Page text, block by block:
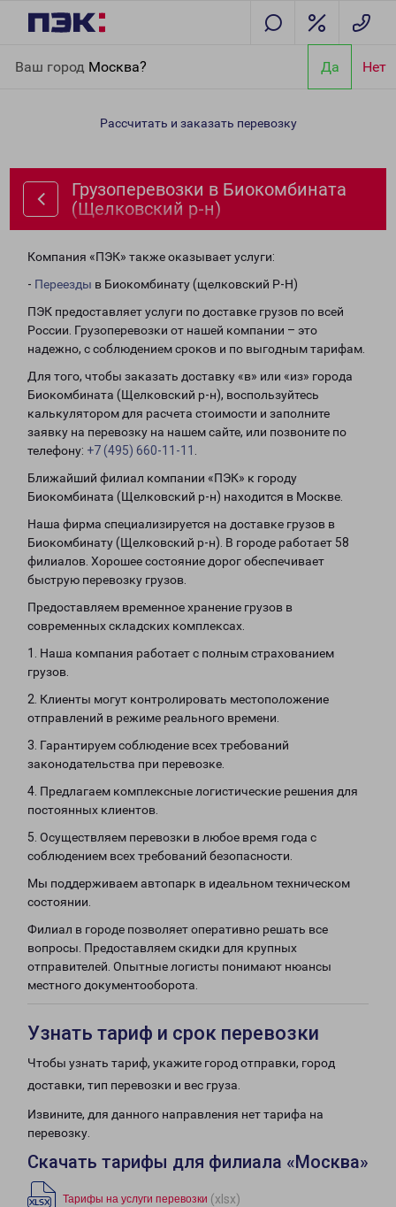
Ваш город Москва? Да Нет
(Щелковский р-н)
Рассчитать и заказать перевозку
Грузоперевозки в Биокомбината
(Щелковский р-н)
Компания «ПЭК» также оказывает услуги:
- Переезды в Биокомбинату (щелковский Р-Н)
ПЭК предоставляет услуги по доставке грузов по всей
России. Грузоперевозки от нашей компании – это
надежно, с соблюдением сроков и по выгодным тарифам.
Для того, чтобы заказать доставку «в» или «из» города
Биокомбината (Щелковский р-н), воспользуйтесь
калькулятором для расчета стоимости и заполните
заявку на перевозку на нашем сайте, или позвоните по
телефону: +7 (495) 660-11-11
Ближайший филиал компании «ПЭК» к городу
Биокомбината (Щелковский р-н) находится в Москве.
Наша фирма специализируется на доставке грузов в
Биокомбинату (Щелковский р-н). В городе работает 58
филиалов. Хорошее состояние дорог обеспечивает
быструю перевозку грузов.
Предоставляем временное хранение грузов в
современных складских комплексах.
1. Наша компания работает с полным страхованием
грузов.
2. Клиенты могут контролировать местоположение
отправлений в режиме реального времени.
3. Гарантируем соблюдение всех требований
законодательства при перевозке.
4. Предлагаем комплексные логистические решения для
постоянных клиентов.
5. Осуществляем перевозки в любое время года с
соблюдением всех требований безопасности.
Мы поддерживаем автопарк в идеальном техническом
состоянии.
Филиал в городе позволяет оперативно решать все
вопросы. Предоставляем скидки для крупных
отправителей. Опытные логисты понимают нюансы
местного документооборота.
Узнать тариф и срок перевозки
Чтобы узнать тариф, укажите город отправки, город
доставки, тип перевозки и вес груза.
Извините, для данного направления нет тарифа на
перевозку.
Скачать тарифы для филиала «Москва»
Тарифы на услуги перевозки (xlsx)